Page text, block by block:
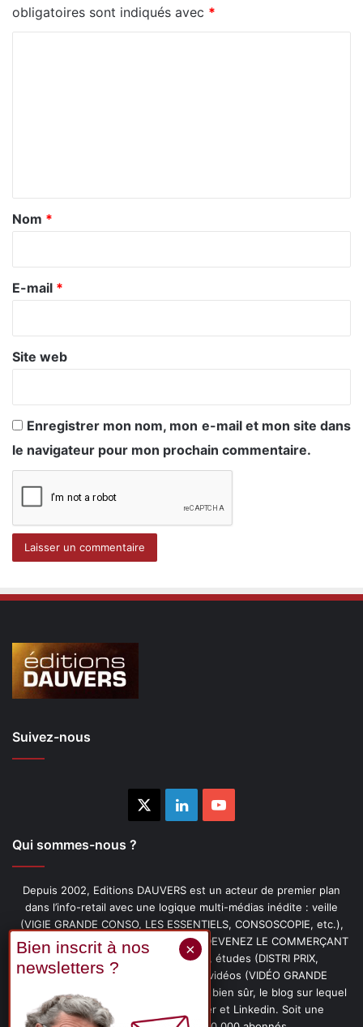
obligatoires sont indiqués avec *
a
r
e
Nom *
E-mail *
Site web
Enregistrer mon nom, mon e-mail et mon site dans
le navigateur pour mon prochain commentaire.
Suivez-nous
LinkedinYouTube
Qui sommes-nous ?
Depuis 2002, Editions DAUVERS est un acteur de premier plan
dans l’info-retail avec une logique multi-médias inédite : veille
(VIGIE GRANDE CONSO, LES ESSENTIELS, CONSOSCOPIE, etc.),
livres (PENSER-CLIENT, IMAGE-PRIX, DEVENEZ LE COMMERÇANT
PRÉFÉRÉ DE VOS CLIENTS, etc.), études (DISTRI PRIX,
PROMOFLASH, DRIVE INSIGHTS), vidéos (VIDÉO GRANDE
CONSO), podcasts (CAFÉ CONSO) et, bien sûr, le blog sur lequel
vous êtes, ainsi que les fils Twitter et Linkedin. Soit une